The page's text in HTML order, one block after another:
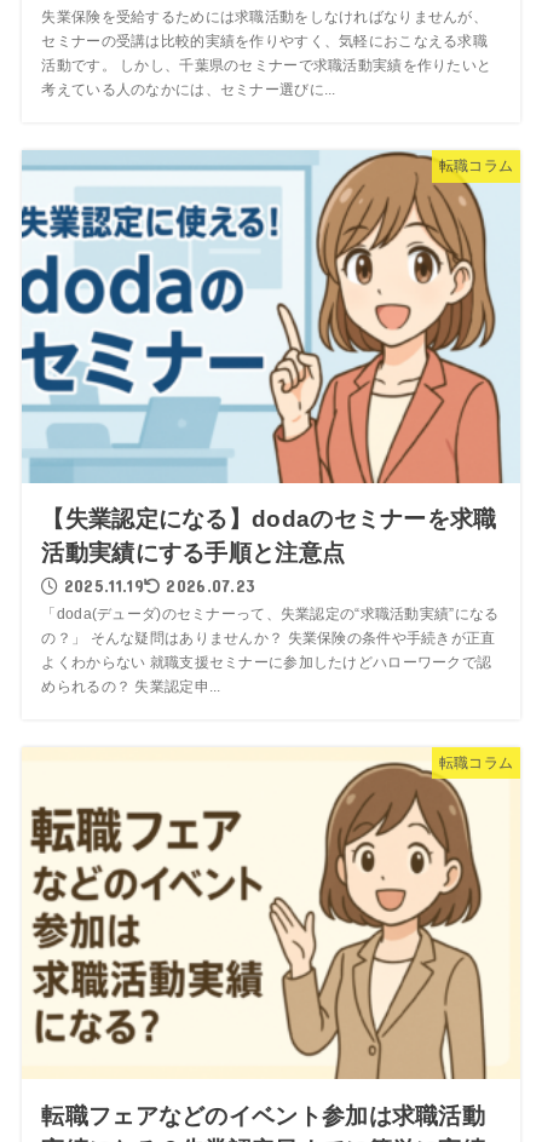
失業保険を受給するためには求職活動をしなければなりませんが、
セミナーの受講は比較的実績を作りやすく、気軽におこなえる求職
活動です。 しかし、千葉県のセミナーで求職活動実績を作りたいと
考えている人のなかには、セミナー選びに...
転職コラム
【失業認定になる】dodaのセミナーを求職
活動実績にする手順と注意点
2025.11.19 2026.07.23
「doda(デューダ)のセミナーって、失業認定の“求職活動実績”になる
の？」 そんな疑問はありませんか？ 失業保険の条件や手続きが正直
よくわからない 就職支援セミナーに参加したけどハローワークで認
められるの？ 失業認定申...
転職コラム
転職フェアなどのイベント参加は求職活動